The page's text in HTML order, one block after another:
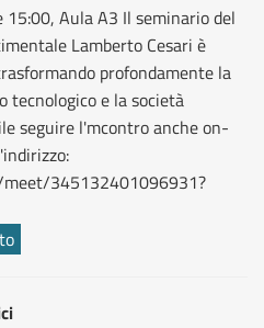
Aula A3 Il seminario del
Lamberto Cesari è
profondamente la
tecnologico e la società
seguire l'mcontro anche on-
345132401096931?